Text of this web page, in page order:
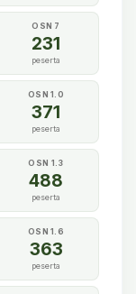
OSN 7
231
peserta
OSN 1.0
371
peserta
OSN 1.3
488
peserta
OSN 1.6
363
peserta